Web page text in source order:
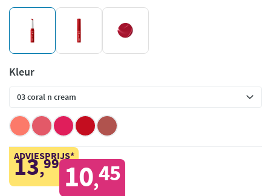
Kleur
ADVIESPRIJS*
13,99 10,45